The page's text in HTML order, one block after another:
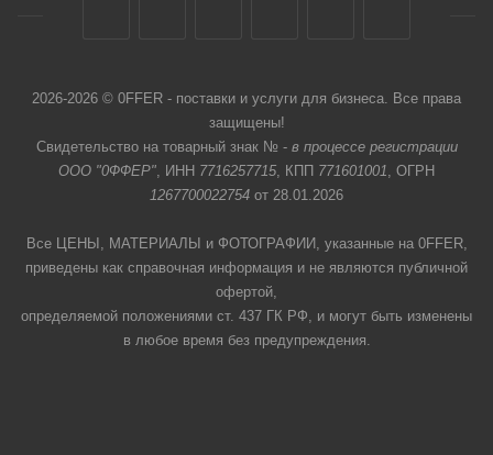
2026-2026 © 0FFER - поставки и услуги для бизнеса. Все права
защищены!
Свидетельство на товарный знак № - в процессе регистрации
ООО "0ФФЕР", ИНН 7716257715, КПП 771601001, ОГРН
1267700022754 от 28.01.2026
Все ЦЕНЫ, МАТЕРИАЛЫ и ФОТОГРАФИИ, указанные на 0FFER,
приведены как справочная информация и не являются публичной
офертой,
определяемой положениями ст. 437 ГК РФ, и могут быть изменены
в любое время без предупреждения.